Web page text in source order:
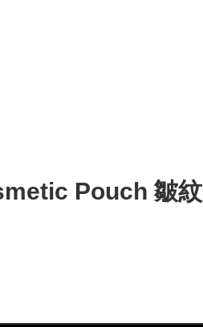
Pouch 皺紋